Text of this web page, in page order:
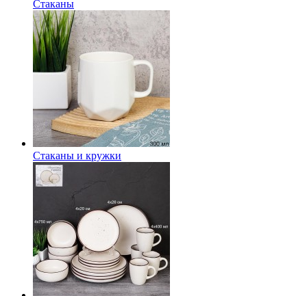
Стаканы
Стаканы и кружки